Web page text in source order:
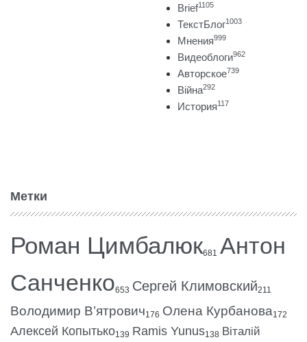
Brief1105
ТекстБлог1003
Мнения999
Видеоблоги962
Авторское739
Війна292
История117
Метки
Роман Цимбалюк681 Антон
Санченко653 Сергей Климовский211
Володимир В’ятрович176 Олена Курбанова172
Алексей Копытько139 Ramis Yunus138 Віталій